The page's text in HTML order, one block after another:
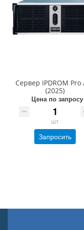
Сервер IPDROM Pro
(2025)
Цена по запросу
шт
Запросить